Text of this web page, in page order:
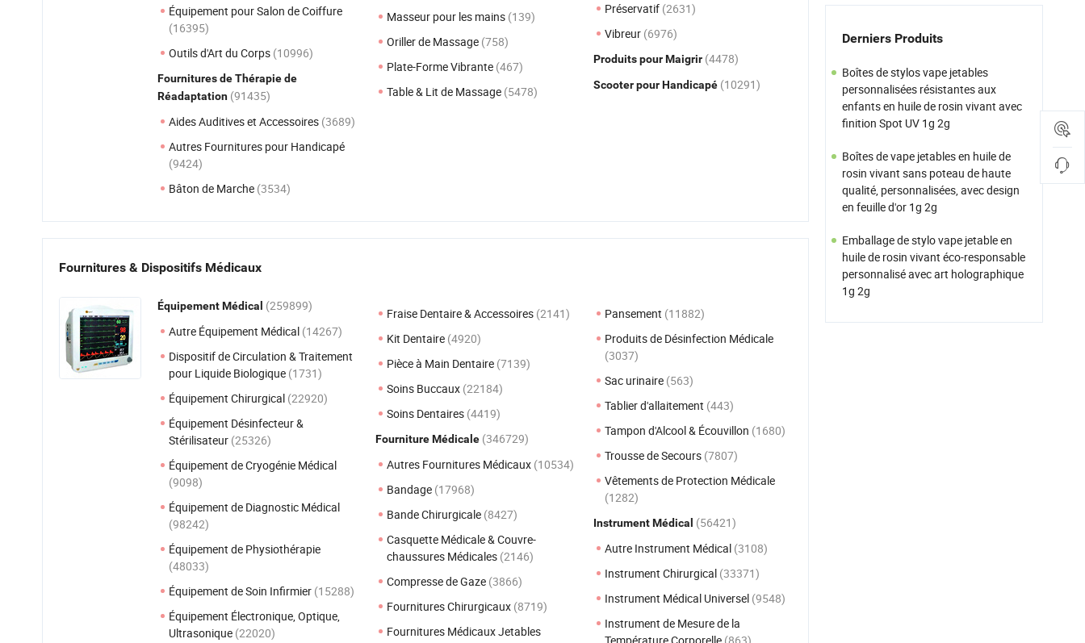
Équipement pour Salon de Coiffure
(16395)
Outils d'Art du Corps (10996)
Fournitures de Thérapie de
Réadaptation (91435)
Aides Auditives et Accessoires (3689)
Autres Fournitures pour Handicapé
(9424)
Bâton de Marche (3534)
Masseur pour les mains (139)
Oriller de Massage (758)
Plate-Forme Vibrante (467)
Table & Lit de Massage (5478)
Préservatif (2631)
Vibreur (6976)
Produits pour Maigrir (4478)
Scooter pour Handicapé (10291)
Fournitures & Dispositifs Médicaux
Équipement Médical (259899)
Autre Équipement Médical (14267)
Dispositif de Circulation & Traitement
pour Liquide Biologique (1731)
Équipement Chirurgical (22920)
Équipement Désinfecteur &
Stérilisateur (25326)
Équipement de Cryogénie Médical
(9098)
Équipement de Diagnostic Médical
(98242)
Équipement de Physiothérapie
(48033)
Équipement de Soin Infirmier (15288)
Équipement Électronique, Optique,
Ultrasonique (22020)
Fraise Dentaire & Accessoires (2141)
Kit Dentaire (4920)
Pièce à Main Dentaire (7139)
Soins Buccaux (22184)
Soins Dentaires (4419)
Fourniture Médicale (346729)
Autres Fournitures Médicaux (10534)
Bandage (17968)
Bande Chirurgicale (8427)
Casquette Médicale & Couvre-
chaussures Médicales (2146)
Compresse de Gaze (3866)
Fournitures Chirurgicaux (8719)
Fournitures Médicaux Jetables
Pansement (11882)
Produits de Désinfection Médicale
(3037)
Sac urinaire (563)
Tablier d'allaitement (443)
Tampon d'Alcool & Écouvillon (1680)
Trousse de Secours (7807)
Vêtements de Protection Médicale
(1282)
Instrument Médical (56421)
Autre Instrument Médical (3108)
Instrument Chirurgical (33371)
Instrument Médical Universel (9548)
Instrument de Mesure de la
Derniers Produits
Boîtes de stylos vape jetables
personnalisées résistantes aux
enfants en huile de rosin vivant avec
finition Spot UV 1g 2g
Boîtes de vape jetables en huile de
rosin vivant sans poteau de haute
qualité, personnalisées, avec design
en feuille d'or 1g 2g
Emballage de stylo vape jetable en
huile de rosin vivant éco-responsable
personnalisé avec art holographique
1g 2g
Prix d'usine recyclable logo